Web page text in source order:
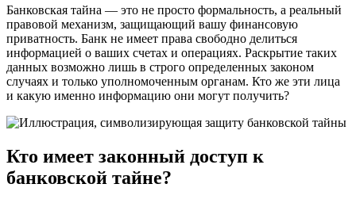
Банковская тайна — это не просто формальность, а реальный
правовой механизм, защищающий вашу финансовую
приватность. Банк не имеет права свободно делиться
информацией о ваших счетах и операциях. Раскрытие таких
данных возможно лишь в строго определенных законом
случаях и только уполномоченным органам. Кто же эти лица
и какую именно информацию они могут получить?
Кто имеет законный доступ к
банковской тайне?